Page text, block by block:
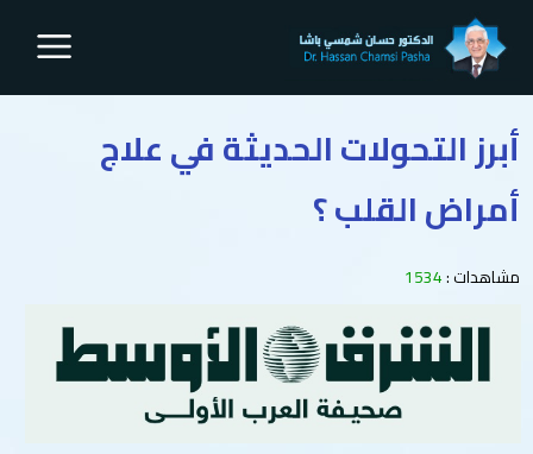
أبرز التحولات الحديثة في علاج
أمراض القلب ؟
مشاهدات :1534